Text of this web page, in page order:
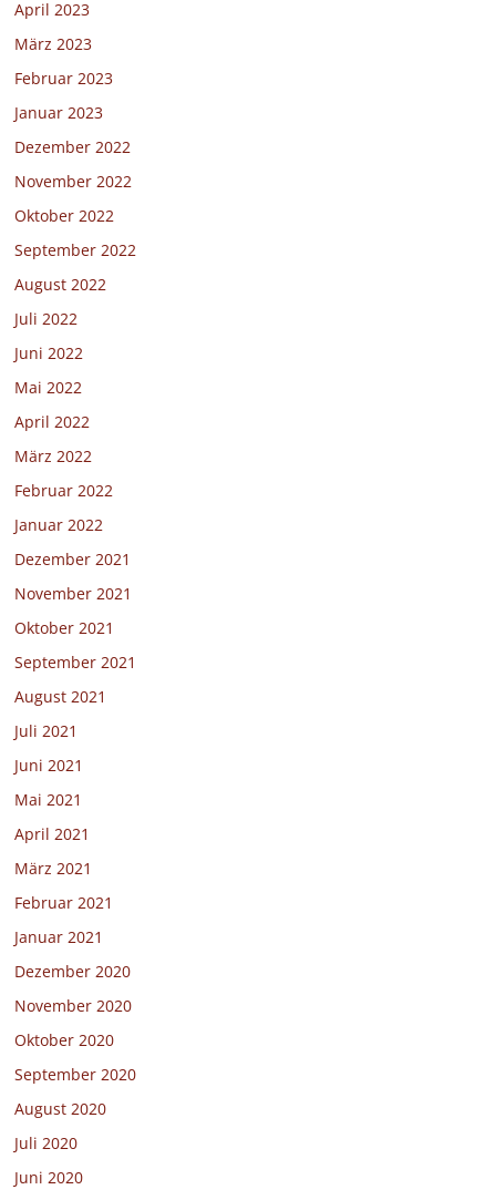
April 2023
März 2023
Februar 2023
Januar 2023
Dezember 2022
November 2022
Oktober 2022
September 2022
August 2022
Juli 2022
Juni 2022
Mai 2022
April 2022
März 2022
Februar 2022
Januar 2022
Dezember 2021
November 2021
Oktober 2021
September 2021
August 2021
Juli 2021
Juni 2021
Mai 2021
April 2021
März 2021
Februar 2021
Januar 2021
Dezember 2020
November 2020
Oktober 2020
September 2020
August 2020
Juli 2020
Juni 2020